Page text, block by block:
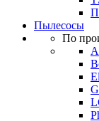
Пылесосы
По